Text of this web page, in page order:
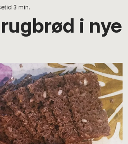
3 min.
i nye